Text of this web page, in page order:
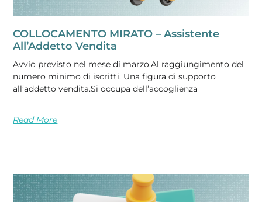
COLLOCAMENTO MIRATO – Assistente
All’Addetto Vendita
Avvio previsto nel mese di marzo.Al raggiungimento del
numero minimo di iscritti. Una figura di supporto
all’addetto vendita.Si occupa dell’accoglienza
Read More